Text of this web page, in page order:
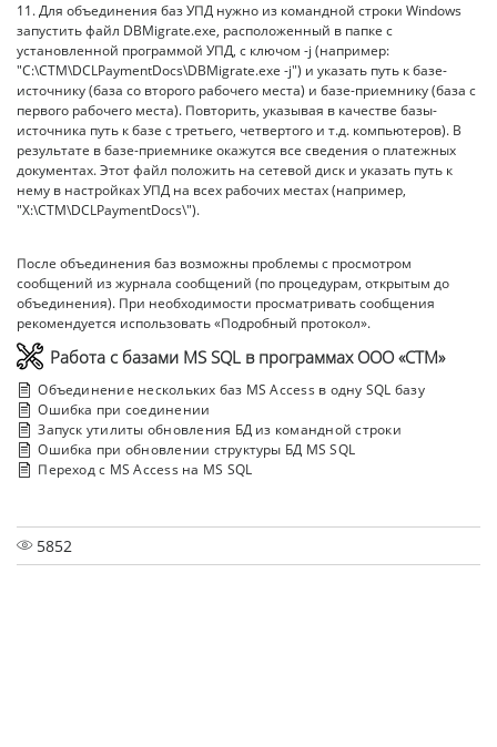
11. Для объединения баз УПД нужно из командной строки Windows
запустить файл DBMigrate.exe, расположенный в папке с
установленной программой УПД, с ключом -j (например:
"C:\CTM\DCLPaymentDocs\DBMigrate.exe -j") и указать путь к базе-
источнику (база со второго рабочего места) и базе-приемнику (база с
первого рабочего места). Повторить, указывая в качестве базы-
источника путь к базе с третьего, четвертого и т.д. компьютеров). В
результате в базе-приемнике окажутся все сведения о платежных
документах. Этот файл положить на сетевой диск и указать путь к
нему в настройках УПД на всех рабочих местах (например,
"X:\CTM\DCLPaymentDocs\").
После объединения баз возможны проблемы с просмотром
сообщений из журнала сообщений (по процедурам, открытым до
объединения). При необходимости просматривать сообщения
рекомендуется использовать «Подробный протокол».
Работа с базами MS SQL в программах ООО «СТМ»
Объединение нескольких баз MS Access в одну SQL базу
Ошибка при соединении
Запуск утилиты обновления БД из командной строки
Ошибка при обновлении структуры БД MS SQL
Переход с MS Acсess на MS SQL
5852